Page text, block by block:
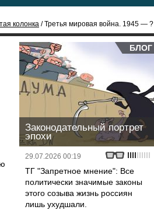
колонка / Третья мировая война. 1945 — ?
БЛОГ
Законодательный портрет
эпохи
29.07.2026 00:19
ТГ "Запретное мнение": Все
политически значимые законы
этого созыва жизнь россиян
лишь ухудшали.